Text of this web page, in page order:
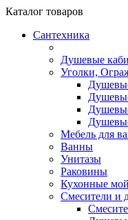
Каталог товаров
Сантехника
Душевые
Уголки,
Мебель для
Ванны
Унитазы
Раковины
Кухонные
Смесители и